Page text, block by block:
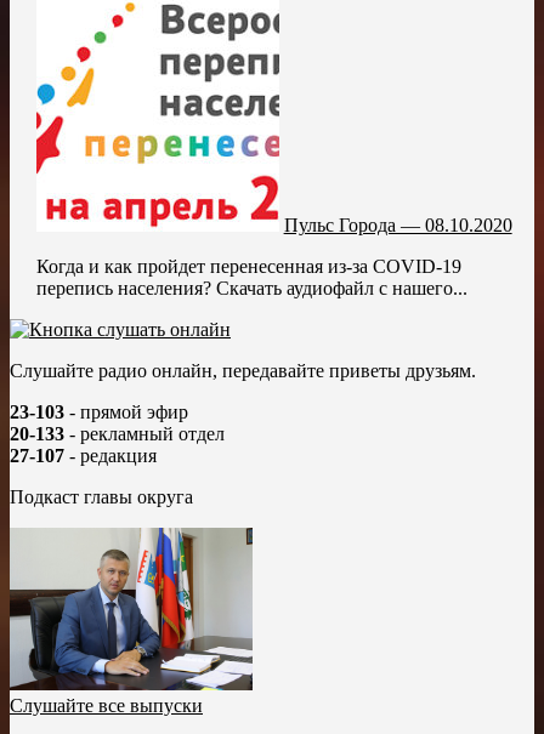
Пульс Города — 08.10.2020
Когда и как пройдет перенесенная из-за COVID-19
перепись населения? Скачать аудиофайл с нашего...
Слушайте радио онлайн, передавайте приветы друзьям.
23-103 - прямой эфир
20-133 - рекламный отдел
27-107 - редакция
Подкаст главы округа
Слушайте все выпуски